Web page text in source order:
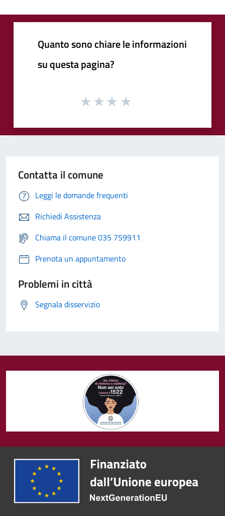
Quanto sono chiare le informazioni
su questa pagina?
Contatta il comune
Leggi le domande frequenti
Richiedi Assistenza
Chiama il comune 035 759911
Prenota un appuntamento
Problemi in città
Segnala disservizio